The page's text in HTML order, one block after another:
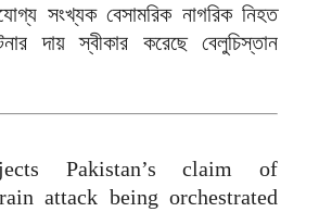
সংখ্যক বেসামরিক নাগরিক নিহত
দায় স্বীকার করেছে বেলুচিস্তান
Pakistan’s claim of
attack being orchestrated